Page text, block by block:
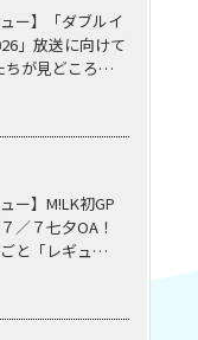
ュー】「ダブルイ
」放送に向けて
ちが見どころ…
ー】M!LK初GP
／７七夕OA！
と「レギュ…